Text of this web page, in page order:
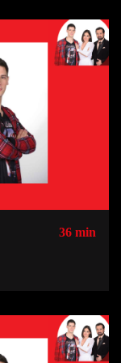
36 min